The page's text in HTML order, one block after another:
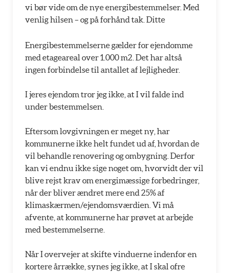
vi bør vide om de nye energibestemmelser. Med
venlig hilsen – og på forhånd tak. Ditte
Energibestemmelserne gælder for ejendomme
med etageareal over 1.000 m2. Det har altså
ingen forbindelse til antallet af lejligheder.
I jeres ejendom tror jeg ikke, at I vil falde ind
under bestemmelsen.
Eftersom lovgivningen er meget ny, har
kommunerne ikke helt fundet ud af, hvordan de
vil behandle renovering og ombygning. Derfor
kan vi endnu ikke sige noget om, hvorvidt der vil
blive rejst krav om energimæssige forbedringer,
når der bliver ændret mere end 25% af
klimaskærmen/ejendomsværdien. Vi må
afvente, at kommunerne har prøvet at arbejde
med bestemmelserne.
Når I overvejer at skifte vinduerne indenfor en
kortere årrække, synes jeg ikke, at I skal ofre